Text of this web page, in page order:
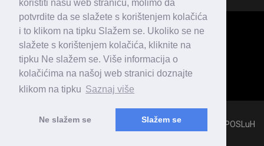
koristiti našu web stranicu, molimo da
potvrdite da se slažete s korištenjem kolačića
i to klikom na tipku Slažem se. Ukoliko se ne
slažete s korištenjem kolačića, kliknite na
tipku Ne slažem se. Više informacija o
kolačićima na našoj web stranici doznajte
klikom na tipku Saznaj više
Ne slažem se Slažem se
All Rights Reserved 2018 © HUZIP, Developed & Hosted by POSLuH